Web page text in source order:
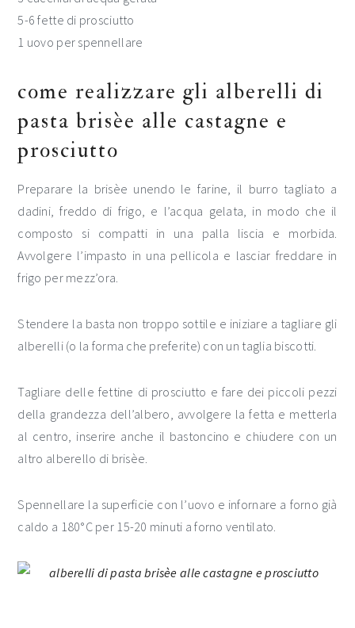
5-6 fette di prosciutto
1 uovo per spennellare
come realizzare gli alberelli di
pasta brisèe alle castagne e
prosciutto
Preparare la brisèe unendo le farine, il burro tagliato a
dadini, freddo di frigo, e l’acqua gelata, in modo che il
composto si compatti in una palla liscia e morbida.
Avvolgere l’impasto in una pellicola e lasciar freddare in
frigo per mezz’ora.
Stendere la basta non troppo sottile e iniziare a tagliare gli
alberelli (o la forma che preferite) con un taglia biscotti.
Tagliare delle fettine di prosciutto e fare dei piccoli pezzi
della grandezza dell’albero, avvolgere la fetta e metterla
al centro, inserire anche il bastoncino e chiudere con un
altro alberello di brisèe.
Spennellare la superficie con l’uovo e infornare a forno già
caldo a 180°C per 15-20 minuti a forno ventilato.